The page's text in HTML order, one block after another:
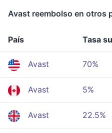
Avast reembolso en otros
País Tasa
Avast 70%
Avast 5%
Avast 22.5%